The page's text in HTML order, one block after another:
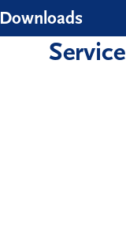
Downloads
Service